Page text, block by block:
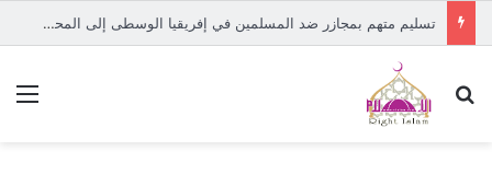
المسلمة الصومالية “إلهان عمر” من مخيمات اللجوء إلى الكونغرس
بحث عن